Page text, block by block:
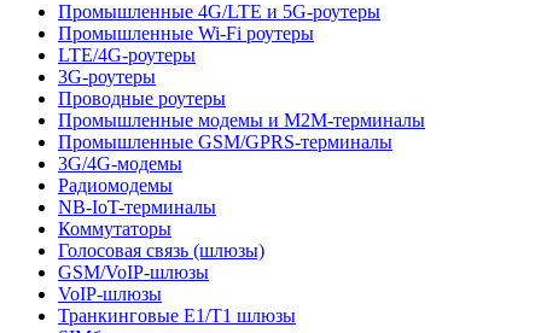
Промышленные 4G/LTE и 5G-роутеры
Промышленные Wi-Fi роутеры
LTE/4G-роутеры
3G-роутеры
Проводные роутеры
Промышленные модемы и M2M-терминалы
Промышленные GSM/GPRS-терминалы
3G/4G-модемы
Радиомодемы
NB-IoT-терминалы
Коммутаторы
Голосовая связь (шлюзы)
GSM/VoIP-шлюзы
VoIP-шлюзы
Транкинговые E1/T1 шлюзы